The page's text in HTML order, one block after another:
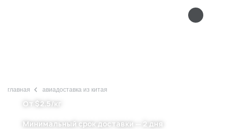
главная авиадоставка из китая
От $2.5/кг
Минимальный срок доставки — 2 дня